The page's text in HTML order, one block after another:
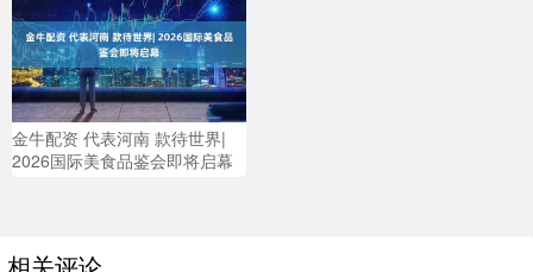
金牛配资 代表河南 款待世界|
2026国际美食品鉴会即将启幕